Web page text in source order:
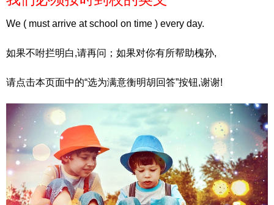
We ( must arrive at school on time ) every day.
如果不咐拦明白,请再问；如果对你有所帮助槐孙,
请点击本页面中的“选为满意衡明胡回答”按钮,谢谢!